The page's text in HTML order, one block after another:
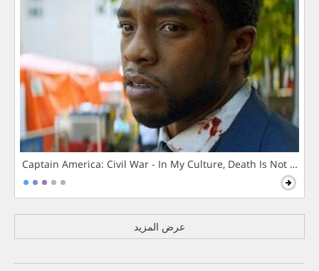
Captain America: Civil War - In My Culture, Death Is Not The
عرض المزيد